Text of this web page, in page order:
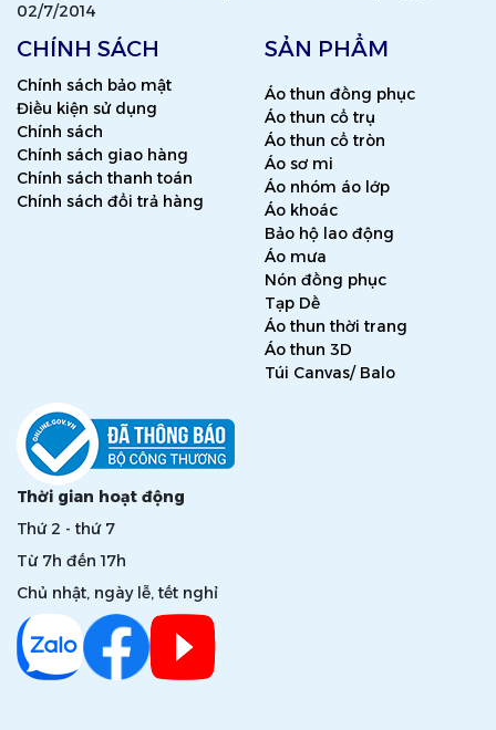
02/7/2014
CHÍNH SÁCH
Chính sách bảo mật
Điều kiện sử dụng
Chính sách
Chính sách giao hàng
Chính sách thanh toán
Chính sách đổi trả hàng
SẢN PHẨM
Áo thun đồng phục
Áo thun cổ trụ
Áo thun cổ tròn
Áo sơ mi
Áo nhóm áo lớp
Áo khoác
Bảo hộ lao động
Áo mưa
Nón đồng phục
Tạp Dề
Áo thun thời trang
Áo thun 3D
Túi Canvas/ Balo
Thời gian hoạt động
Thứ 2 - thứ 7
Từ 7h đến 17h
Chủ nhật, ngày lễ, tết nghỉ